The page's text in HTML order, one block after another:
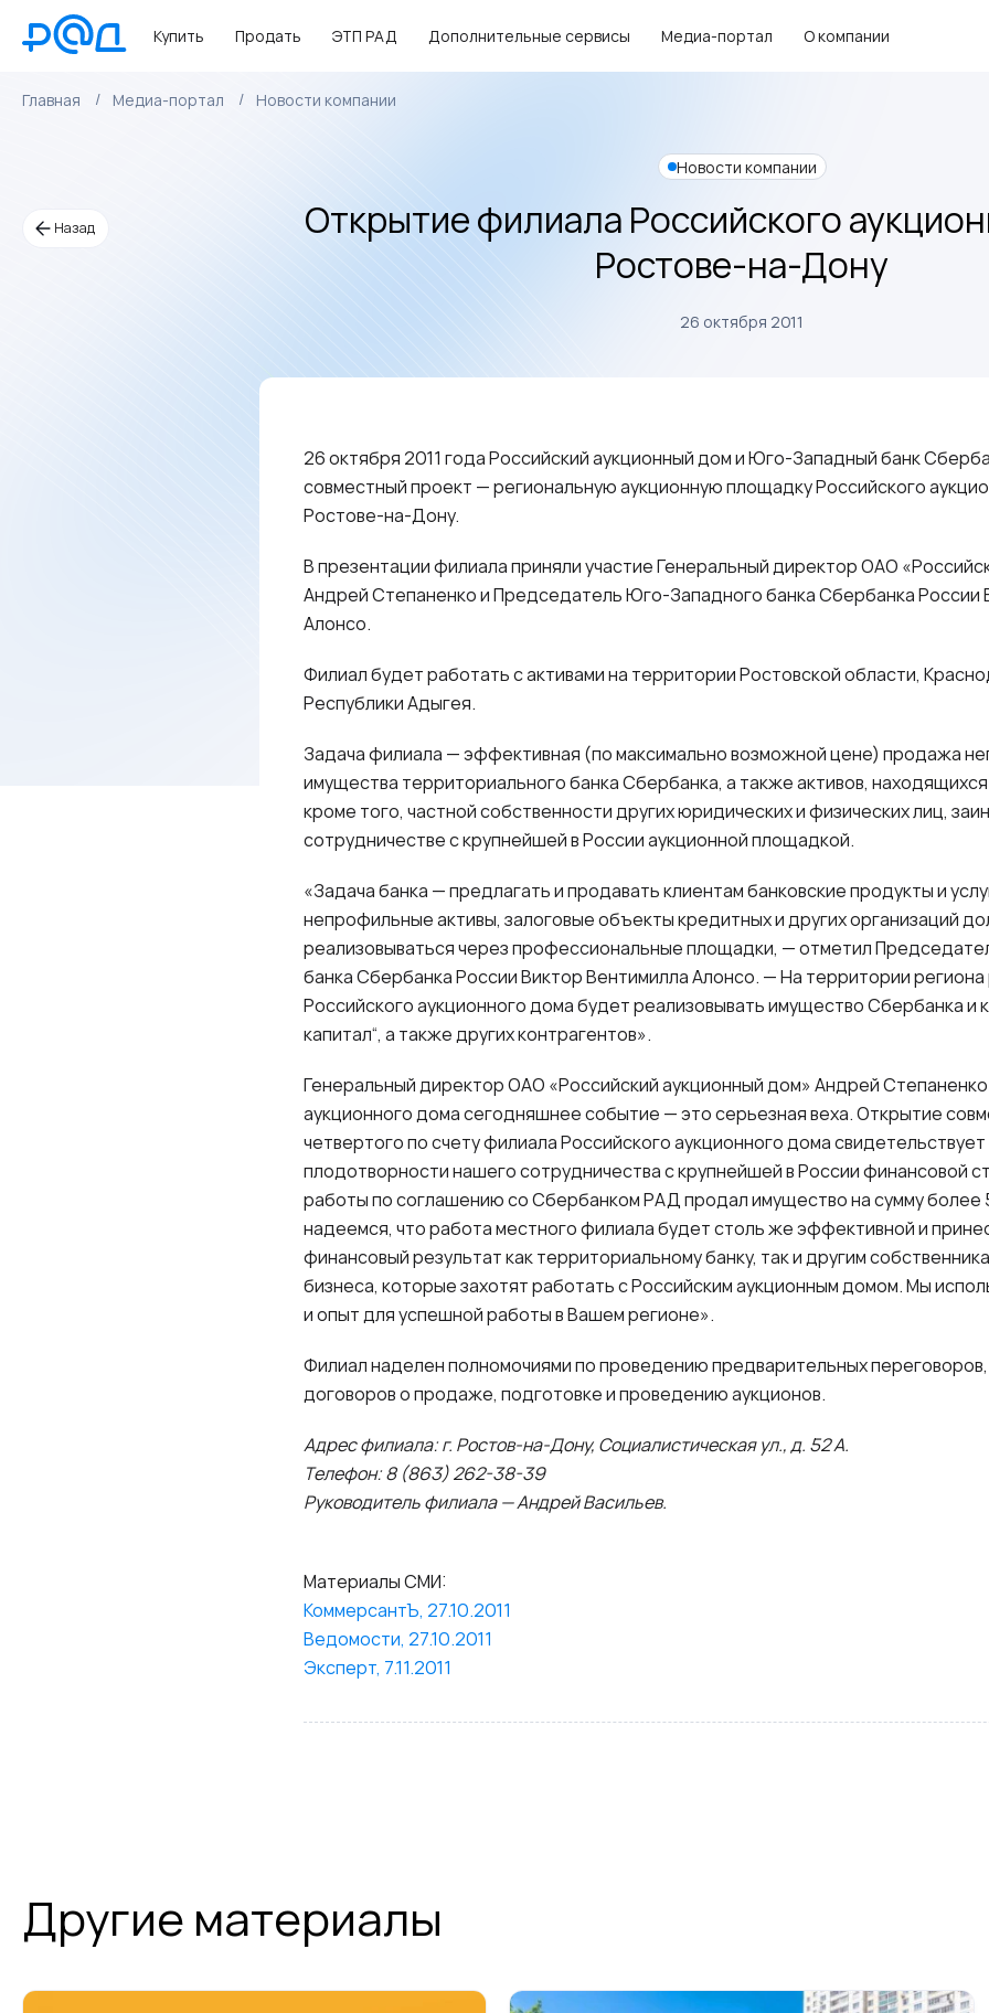
Купить Продать ЭТП РАД Дополнительные сервисы Медиа-портал О компании
Главная Медиа-портал Новости компании
Назад
Новости компании
Открытие филиала Российского
Ростове-на-Дону
26 октября 2011
26 октября 2011 года Российский аукционный дом и Юго-Западный банк
совместный проект — региональную аукционную площадку Российского
Ростове-на-Дону.
В презентации филиала приняли участие Генеральный директор ОАО
Андрей Степаненко и Председатель Юго-Западного банка Сбербанка России
Алонсо.
Филиал будет работать с активами на территории Ростовской области,
Республики Адыгея.
Задача филиала — эффективная (по максимально возможной цене) продажа
имущества территориального банка Сбербанка, а также активов, находящихся
кроме того, частной собственности других юридических и физических лиц,
сотрудничестве с крупнейшей в России аукционной площадкой.
«Задача банка — предлагать и продавать клиентам банковские продукты и
непрофильные активы, залоговые объекты кредитных и других организаций
реализовываться через профессиональные площадки, — отметил
банка Сбербанка России Виктор Вентимилла Алонсо. — На территории
Российского аукционного дома будет реализовывать имущество Сбербанка и
капитал“, а также других контрагентов».
Генеральный директор ОАО «Российский аукционный дом» Андрей
аукционного дома сегодняшнее событие — это серьезная веха. Открытие
четвертого по счету филиала Российского аукционного дома
плодотворности нашего сотрудничества с крупнейшей в России финансовой
работы по соглашению со Сбербанком РАД продал имущество на сумму более
надеемся, что работа местного филиала будет столь же эффективной и
финансовый результат как территориальному банку, так и другим
бизнеса, которые захотят работать с Российским аукционным домом. Мы
и опыт для успешной работы в Вашем регионе».
Филиал наделен полномочиями по проведению предварительных
договоров о продаже, подготовке и проведению аукционов.
Адрес филиала: г. Ростов-на-Дону, Социалистическая ул., д. 52 А.
Телефон: 8 (863) 262-38-39
Руководитель филиала — Андрей Васильев.
Материалы СМИ:
КоммерсантЪ, 27.10.2011
Ведомости, 27.10.2011
Эксперт, 7.11.2011
Другие материалы